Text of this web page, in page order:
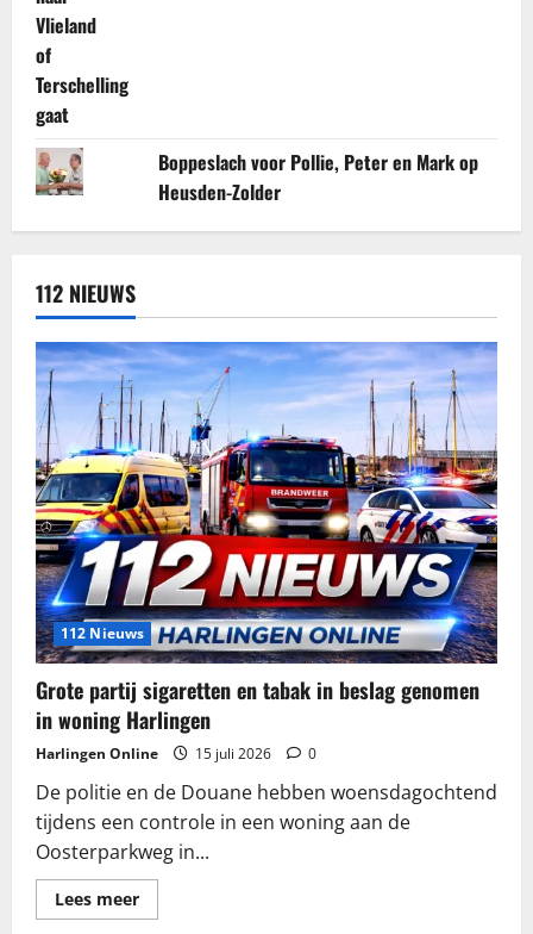
Boppeslach voor Pollie, Peter en Mark op
Heusden-Zolder
112 NIEUWS
112 Nieuws
Grote partij sigaretten en tabak in beslag genomen
in woning Harlingen
Harlingen Online 15 juli 2026 0
De politie en de Douane hebben woensdagochtend
tijdens een controle in een woning aan de
Oosterparkweg in...
Lees meerLees
meer